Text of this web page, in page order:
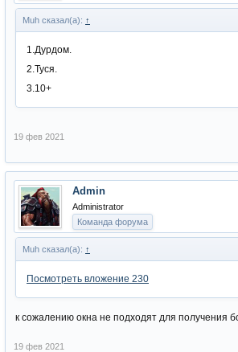
Muh сказал(а): ↑
1.Дурдом.
2.Туся.
3.10+
19 фев 2021
Admin
Administrator
Команда форума
Muh сказал(а): ↑
Посмотреть вложение 230
к сожалению окна не подходят для получения
19 фев 2021